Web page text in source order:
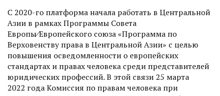
С 2020-го платформа начала работать в Центральной
Азии в рамках Программы Совета
Европы⁄Европейского союза «Прог­рамма по
Верховенству права в Центральной Азии» с целью
повышения осведомленности о европейских
стандартах и правах человека среди представителей
юридических профессий. В этой связи 25 марта
2022 года Комиссия по правам человека при